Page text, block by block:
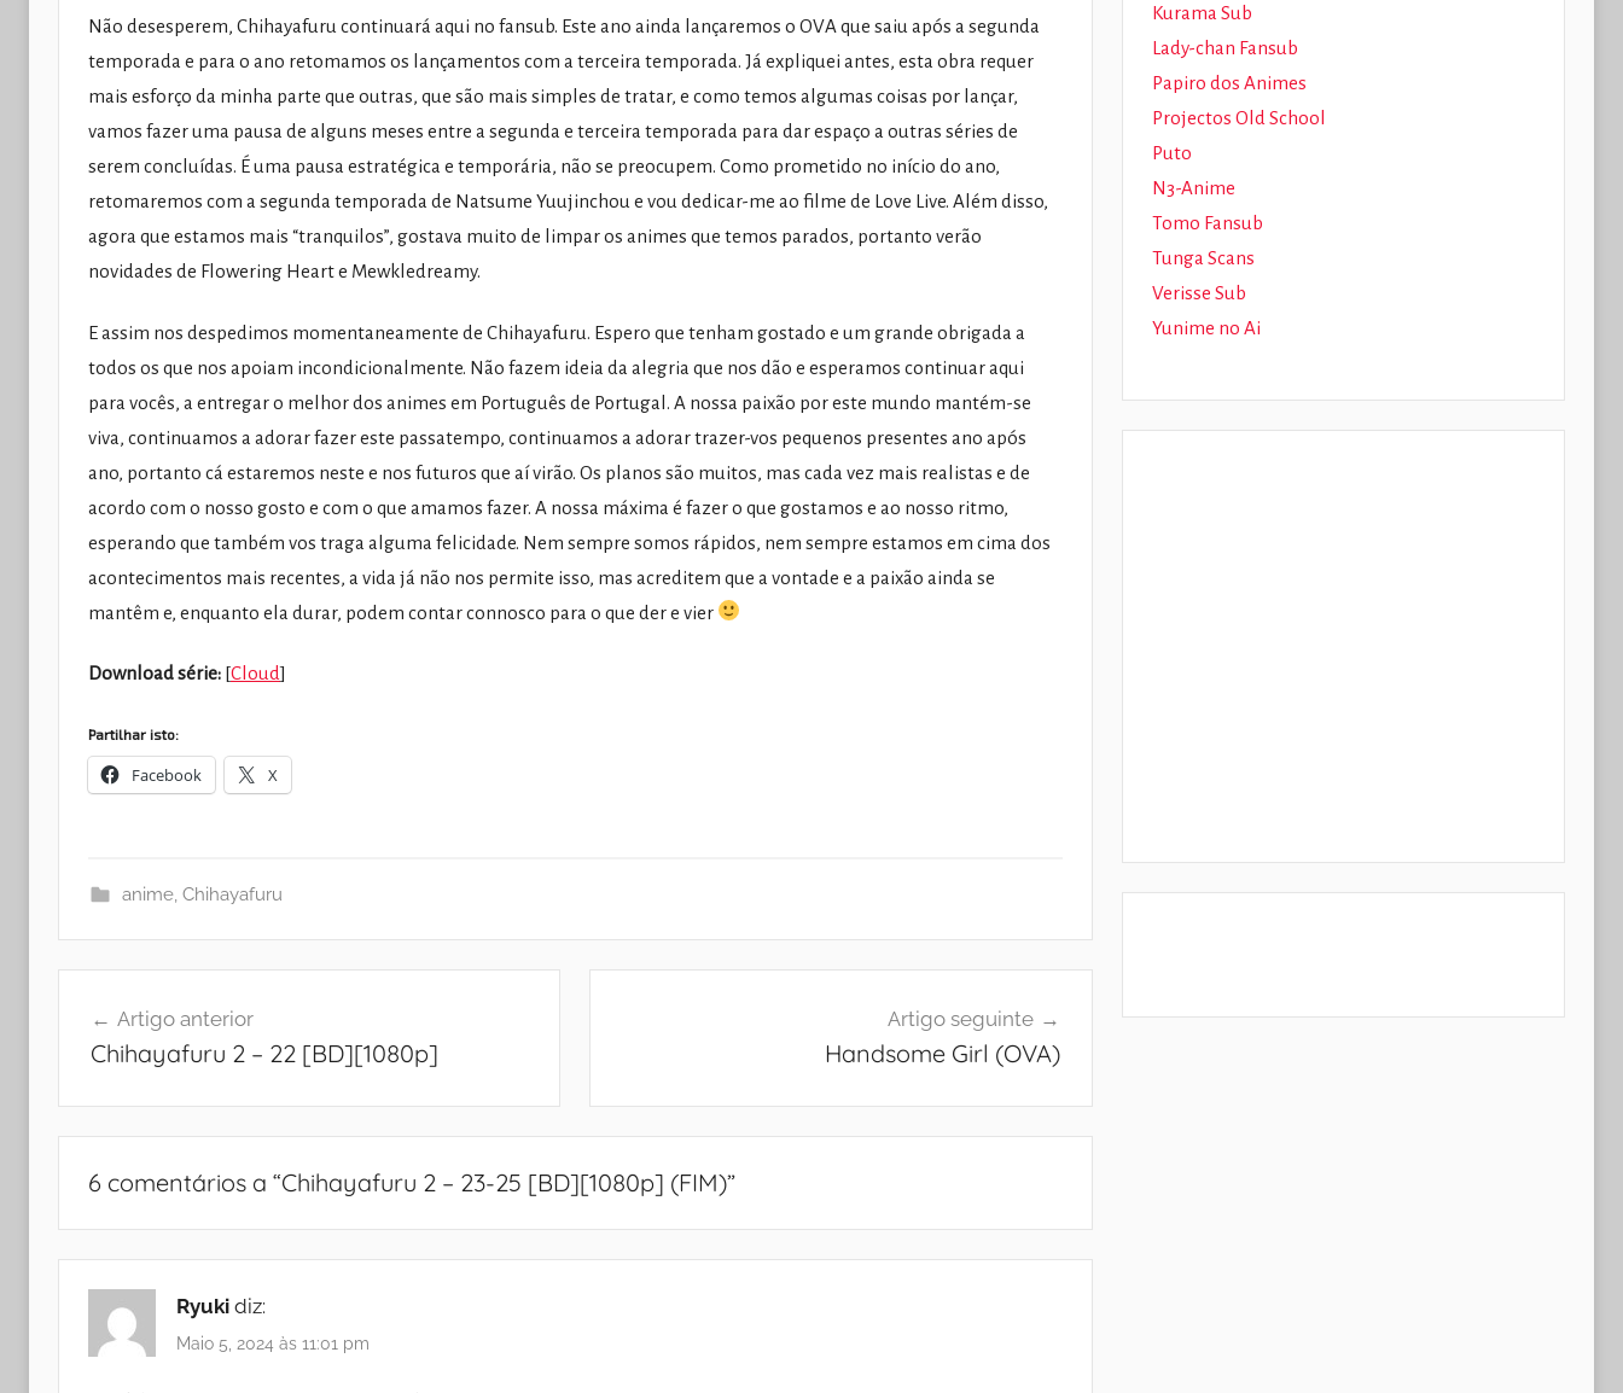
Não desesperem, Chihayafuru continuará aqui no fansub. Este ano ainda lançaremos o OVA que saiu após a segunda
temporada e para o ano retomamos os lançamentos com a terceira temporada. Já expliquei antes, esta obra requer
mais esforço da minha parte que outras, que são mais simples de tratar, e como temos algumas coisas por lançar,
vamos fazer uma pausa de alguns meses entre a segunda e terceira temporada para dar espaço a outras séries de
serem concluídas. É uma pausa estratégica e temporária, não se preocupem. Como prometido no início do ano,
retomaremos com a segunda temporada de Natsume Yuujinchou e vou dedicar-me ao filme de Love Live. Além disso,
agora que estamos mais “tranquilos”, gostava muito de limpar os animes que temos parados, portanto verão
novidades de Flowering Heart e Mewkledreamy.
E assim nos despedimos momentaneamente de Chihayafuru. Espero que tenham gostado e um grande obrigada a
todos os que nos apoiam incondicionalmente. Não fazem ideia da alegria que nos dão e esperamos continuar aqui
para vocês, a entregar o melhor dos animes em Português de Portugal. A nossa paixão por este mundo mantém-se
viva, continuamos a adorar fazer este passatempo, continuamos a adorar trazer-vos pequenos presentes ano após
ano, portanto cá estaremos neste e nos futuros que aí virão. Os planos são muitos, mas cada vez mais realistas e de
acordo com o nosso gosto e com o que amamos fazer. A nossa máxima é fazer o que gostamos e ao nosso ritmo,
esperando que também vos traga alguma felicidade. Nem sempre somos rápidos, nem sempre estamos em cima dos
acontecimentos mais recentes, a vida já não nos permite isso, mas acreditem que a vontade e a paixão ainda se
mantêm e, enquanto ela durar, podem contar connosco para o que der e vier
Download série: [Cloud]
Partilhar isto:
Facebook X
anime, Chihayafuru
artigos
Artigo anterior
Chihayafuru 2 – 22 [BD][1080p]
Artigo seguinte
Handsome Girl (OVA)
6 comentários a “Chihayafuru 2 – 23-25 [BD][1080p] (FIM)”
Ryuki diz:
Maio 5, 2024 às 11:01 pm
Kurama Sub
Lady-chan Fansub
Papiro dos Animes
Projectos Old School
Puto
N3-Anime
Tomo Fansub
Tunga Scans
Verisse Sub
Yunime no Ai